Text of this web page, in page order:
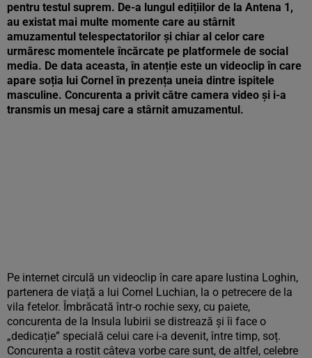
pentru testul suprem. De-a lungul edițiilor de la Antena 1,
au existat mai multe momente care au stârnit
amuzamentul telespectatorilor și chiar al celor care
urmăresc momentele încărcate pe platformele de social
media. De data aceasta, în atenție este un videoclip în care
apare soția lui Cornel în prezența uneia dintre ispitele
masculine. Concurenta a privit către camera video și i-a
transmis un mesaj care a stârnit amuzamentul.
Pe internet circulă un videoclip în care apare Iustina Loghin,
partenera de viață a lui Cornel Luchian, la o petrecere de la
vila fetelor. Îmbrăcată într-o rochie sexy, cu paiete,
concurenta de la Insula Iubirii se distrează și îi face o
„dedicație” specială celui care i-a devenit, între timp, soț.
Concurenta a rostit câteva vorbe care sunt, de altfel, celebre